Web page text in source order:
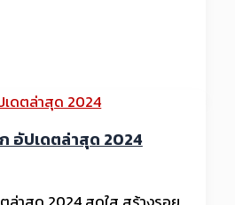
อัปเดตล่าสุด 2024